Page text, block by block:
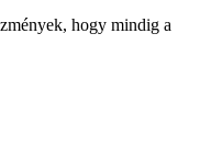
hogy mindig a